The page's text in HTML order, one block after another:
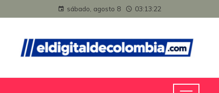
sábado, agosto 8 03:13:22